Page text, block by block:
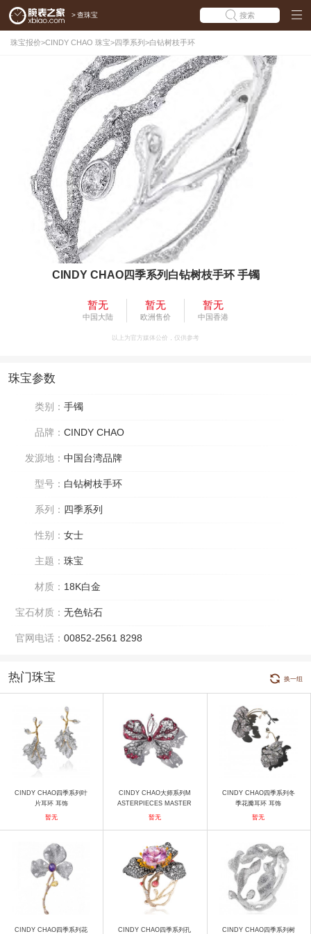
> 查珠宝 搜索
珠宝报价>CINDY CHAO 珠宝>四季系列 >白钻树枝手环
CINDY CHAO四季系列白钻树枝手环 手镯
暂无
中国大陆
暂无
欧洲售价
暂无
中国香港
以上为官方媒体公价，仅供参考
珠宝参数
类别： 手镯
品牌： CINDY CHAO
发源地： 中国台湾品牌
型号： 白钻树枝手环
系列： 四季系列
性别： 女士
主题： 珠宝
材质： 18K白金
宝石材质： 无色钻石
官网电话： 00852-2561 8298
热门珠宝 换一组
CINDY CHAO四季系列叶
片耳环 耳饰
暂无
CINDY CHAO大师系列M
ASTERPIECES MASTER
PIECE I红宝蝴蝶 胸针
暂无
CINDY CHAO四季系列冬
季花瓣耳环 耳饰
暂无
CINDY CHAO四季系列花 CINDY CHAO四季系列孔 CINDY CHAO四季系列树